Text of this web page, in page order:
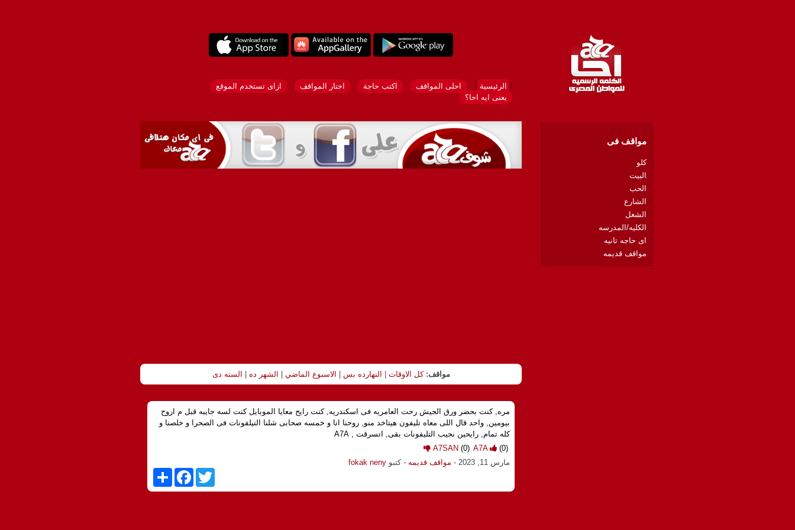
الرئيسية احلى المواقف اكتب حاجة اختار المواقف
ازاى تستخدم الموقع
يعنى ايه احا؟
مواقف: كل الاوقات | النهارده بس | الاسبوع الماضي | الشهر ده | السنه دى
مره, كنت بحضر ورق الجيش رحت العامريه فى اسكندريه, كنت رايح معايا الموبايل كنت لسه جايبه قبل م اروح
بيومين, واحد قال اللى معاه تليفون هيتاخد منو, روحنا انا و خمسه صحابى شلنا التيلفونات فى الصحرا و خلصنا و
كله تمام, رايحين نجيب التليفونات بقى, اتسرقت , A7A
A7A
(0)
(0)
A7SAN
مارس 11, 2023
- مواقف قديمه - كتبو fokak neny
S
a
F
a
c
T
w
i
مواقف فى
كلو
البيت
الحب
الشارع
الشغل
الكليه/المدرسه
اى حاجه تانيه
مواقف قديمه